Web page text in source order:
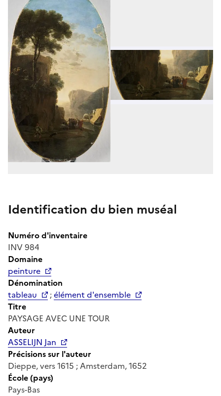
Identification du bien muséal
Numéro d'inventaire
INV 984
Domaine
peinture
Dénomination
tableau
;élément d'ensemble
Titre
PAYSAGE AVEC UNE TOUR
Auteur
ASSELIJN Jan
Précisions sur l'auteur
Dieppe, vers 1615 ; Amsterdam, 1652
École (pays)
Pays-Bas